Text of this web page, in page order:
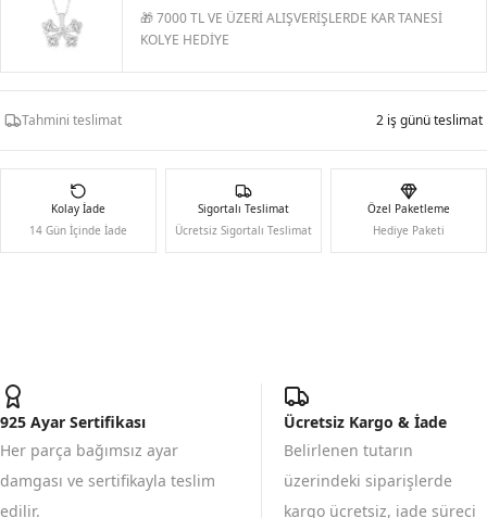
🎁 7000 TL VE ÜZERİ ALIŞVERİŞLERDE KAR TANESİ
KOLYE HEDİYE
Tahmini teslimat 2 iş günü teslimat
Kolay İade
14 Gün İçinde İade
Sigortalı Teslimat
Ücretsiz Sigortalı Teslimat
Özel Paketleme
Hediye Paketi
925 Ayar Sertifikası
Her parça bağımsız ayar
damgası ve sertifikayla teslim
edilir.
Ücretsiz Kargo & İade
Belirlenen tutarın
üzerindeki siparişlerde
kargo ücretsiz, iade süreci